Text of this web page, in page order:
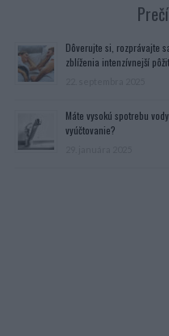
Dôverujte si, rozprávajte
zblíženia intenzívnejší
Máte vysokú spotrebu
vyúčtovanie?